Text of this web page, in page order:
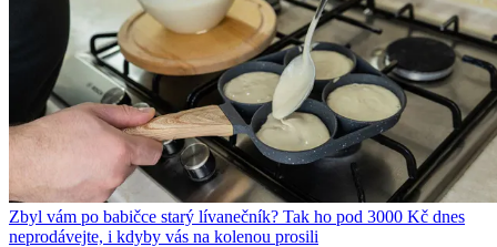
Zbyl vám po babičce starý lívanečník? Tak ho pod 3000 Kč dnes
neprodávejte, i kdyby vás na kolenou prosili